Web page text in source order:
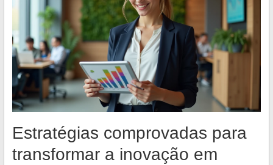
Estratégias comprovadas para
transformar a inovação em